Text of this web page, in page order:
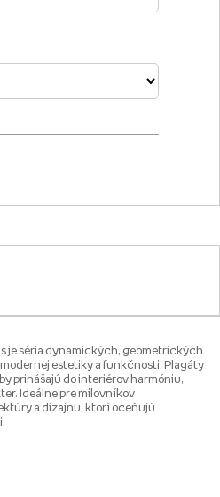
je séria dynamických, geometrických
estetiky a funkčnosti. Plagáty
prinášajú do interiérov harmóniu,
Ideálne pre milovníkov
a dizajnu, ktorí oceňujú